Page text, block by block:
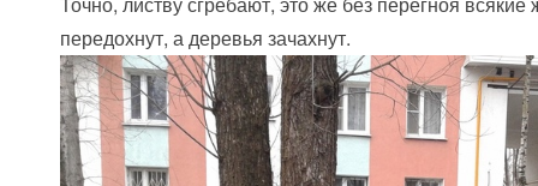
передохнут, а деревья зачахнут.